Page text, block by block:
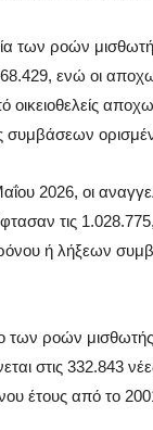
των ροών
ενώ οι
συμβάσεων
2026, οι
τις
ή λήξεων
των ροών
στις 332.843
έτους από το